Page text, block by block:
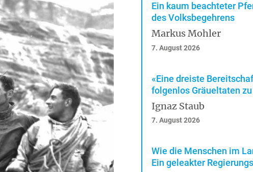
Ein kaum beachteter
des Volksbegehrens
Markus Mohler
7. August 2026
«Eine dreiste
folgenlos Gräueltaten
Ignaz Staub
7. August 2026
Wie die Menschen im
Ein geleakter